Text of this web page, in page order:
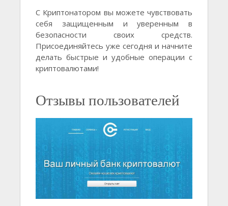
С Криптонатором вы можете чувствовать
себя защищенным и уверенным в
безопасности своих средств.
Присоединяйтесь уже сегодня и начните
делать быстрые и удобные операции с
криптовалютами!
Отзывы пользователей